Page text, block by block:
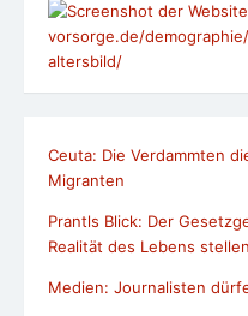
vorsorge.de/
altersbild/
Ceuta: Die Verdammten
Migranten
Prantls Blick: Der
Realität des Lebens stellen
Medien: Journalisten